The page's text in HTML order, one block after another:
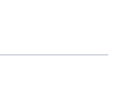
a Facebook-
híreket, információkat.